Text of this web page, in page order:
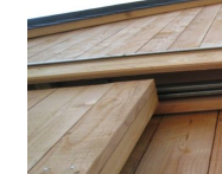
Domaines
Menuiseries
Agencements